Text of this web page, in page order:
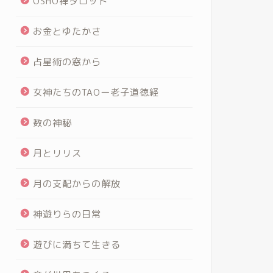
お金とゆたかさ
占星術の窓から
女神たちのTAOー老子道徳経
数の神秘
月とリリス
月の支配からの解放
神遊りらの日常
遊びに満ちて生きる